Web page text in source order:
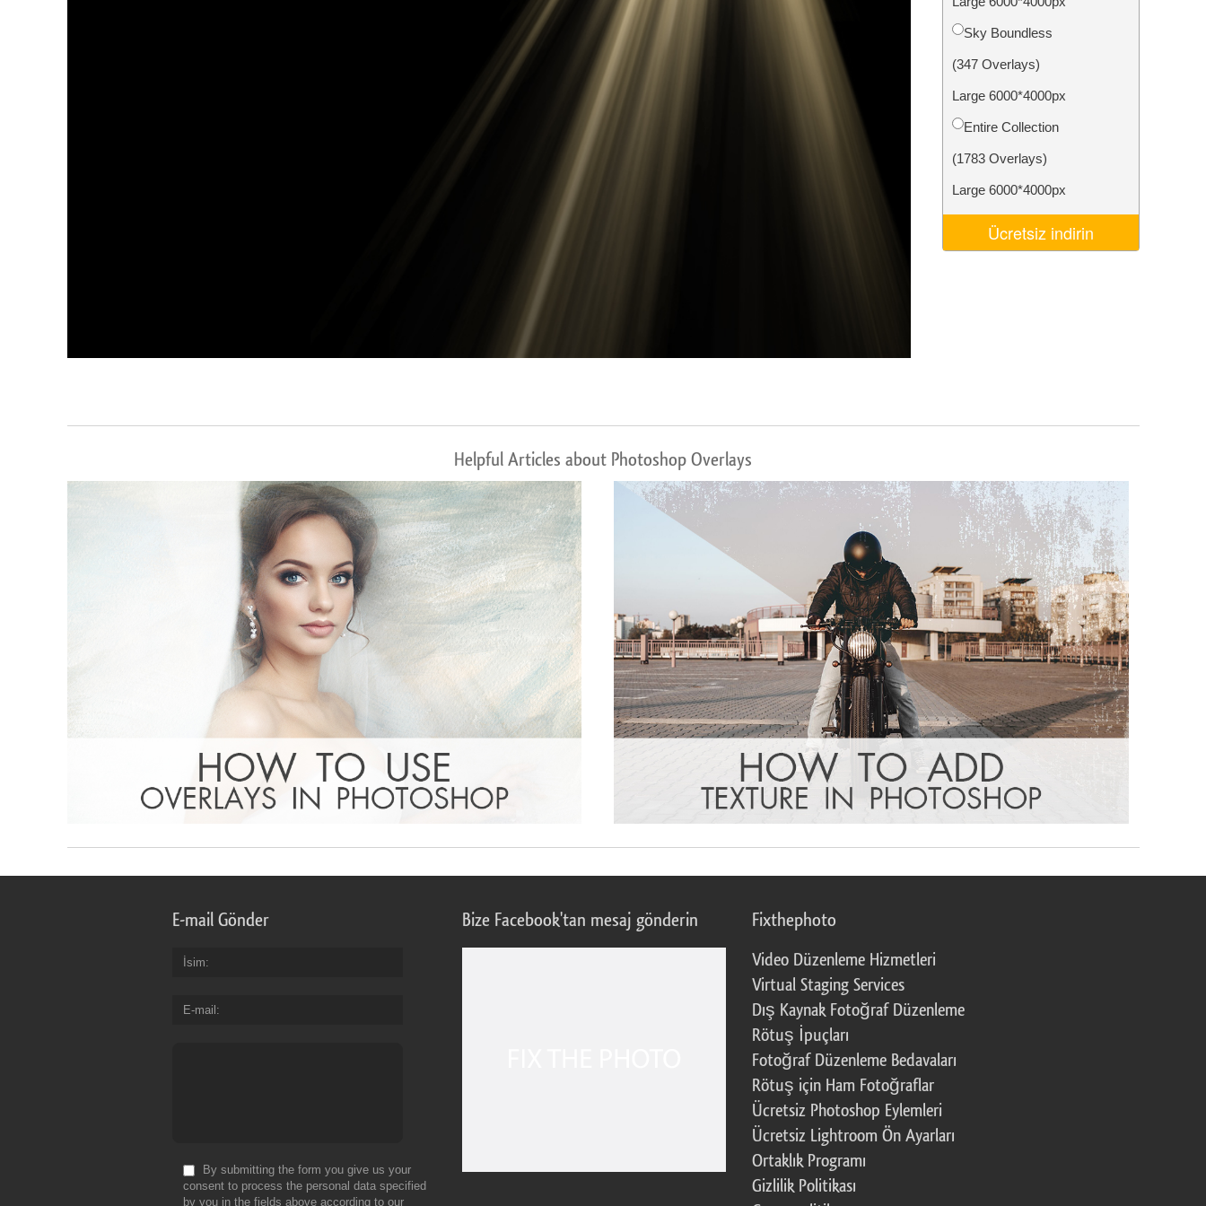
Mücevher Rötuş Hizmetleri
Sky Boundless
(347 Overlays)
Large 6000*4000px
Entire Collection
(1783 Overlays)
Large 6000*4000px
Ücretsiz indirin
Helpful Articles about Photoshop Overlays
E-mail Gönder
İsim
E-mail
By submitting the form you give us your
consent to process the personal data specified
by you in the fields above according to our
Bize Facebook'tan mesaj gönderin Fixthephoto
Video Düzenleme Hizmetleri
Virtual Staging Services
Dış Kaynak Fotoğraf Düzenleme
Rötuş İpuçları
Fotoğraf Düzenleme Bedavaları
Rötuş için Ham Fotoğraflar
Ücretsiz Photoshop Eylemleri
Ücretsiz Lightroom Ön Ayarları
Ortaklık Programı
Gizlilik Politikası